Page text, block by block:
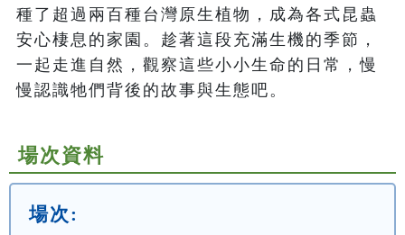
種了超過兩百種台灣原生植物，成為各式昆蟲
安心棲息的家園。趁著這段充滿生機的季節，
一起走進自然，觀察這些小小生命的日常，慢
慢認識牠們背後的故事與生態吧。
場次資料
場次: